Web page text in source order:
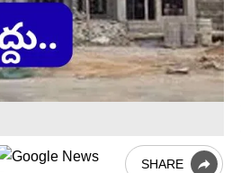
SHARE